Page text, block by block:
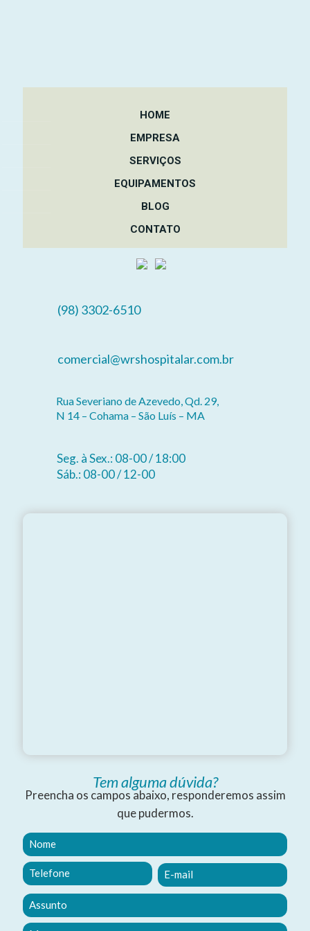
HOME
EMPRESA
SERVIÇOS
EQUIPAMENTOS
BLOG
CONTATO
(98) 3302-6510
comercial@wrshospitalar.com.br
Rua Severiano de Azevedo, Qd. 29,
N 14 – Cohama – São Luís – MA
Seg. à Sex.: 08-00 / 18:00
Sáb.: 08-00 / 12-00
Tem alguma dúvida?
Preencha os campos abaixo, responderemos assim
que pudermos.